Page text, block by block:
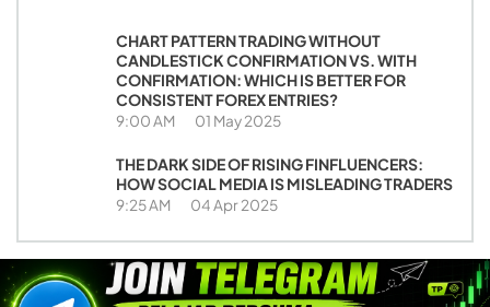
CHART PATTERN TRADING WITHOUT
CANDLESTICK CONFIRMATION VS. WITH
CONFIRMATION: WHICH IS BETTER FOR
CONSISTENT FOREX ENTRIES?
9:00 AM 01 May 2025
THE DARK SIDE OF RISING FINFLUENCERS:
HOW SOCIAL MEDIA IS MISLEADING TRADERS
9:25 AM 04 Apr 2025